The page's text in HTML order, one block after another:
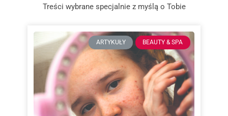
Treści wybrane specjalnie z myślą o Tobie
ARTYKUŁY BEAUTY & SPA